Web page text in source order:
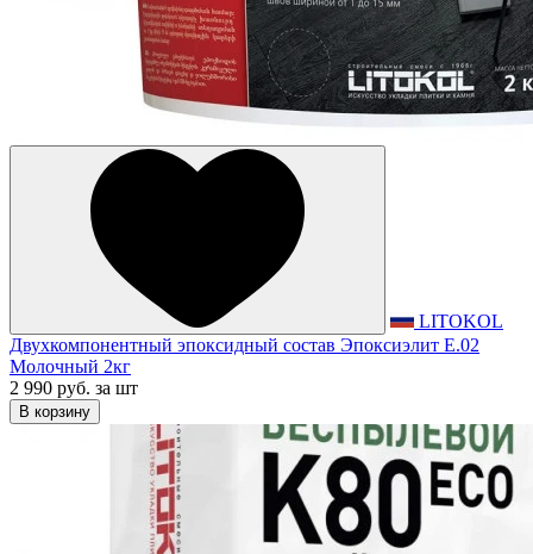
LITOKOL
Двухкомпонентный эпоксидный состав Эпоксиэлит E.02
Молочный 2кг
2 990 руб. за шт
В корзину